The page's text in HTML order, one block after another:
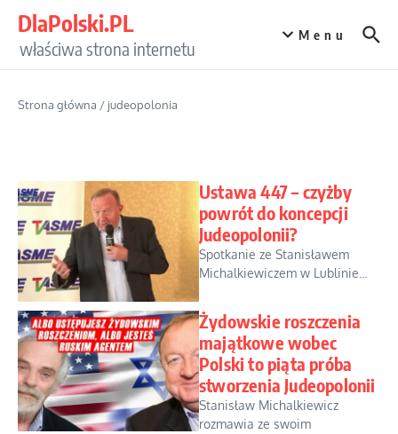
DlaPolski.PL
właściwa strona internetu
Menu
Strona główna / judeopolonia
Ustawa 447 – czyżby
powrót do koncepcji
Judeopolonii?
Spotkanie ze Stanisławem
Michalkiewiczem w Lublinie...
Żydowskie roszczenia
majątkowe wobec
Polski to piąta próba
stworzenia Judeopolonii
Stanisław Michalkiewicz
rozmawia ze swoim